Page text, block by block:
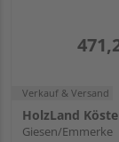
Verkauf & Versand
HolzLand
Giesen/Emmerke